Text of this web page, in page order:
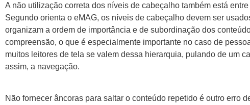
A não utilização correta dos níveis de cabeçalho também está
Segundo orienta o eMAG, os níveis de cabeçalho devem ser
organizam a ordem de importância e de subordinação dos
compreensão, o que é especialmente importante no caso de
muitos leitores de tela se valem dessa hierarquia, pulando de um
assim, a navegação.
Não fornecer âncoras para saltar o conteúdo repetido é outro erro